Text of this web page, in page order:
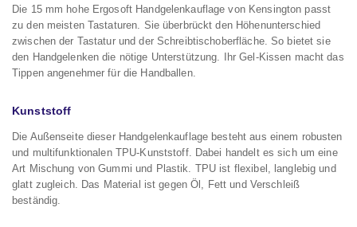
Die 15 mm hohe Ergosoft Handgelenkauflage von Kensington passt
zu den meisten Tastaturen. Sie überbrückt den Höhenunterschied
zwischen der Tastatur und der Schreibtischoberfläche. So bietet sie
den Handgelenken die nötige Unterstützung. Ihr Gel-Kissen macht das
Tippen angenehmer für die Handballen.
Kunststoff
Die Außenseite dieser Handgelenkauflage besteht aus einem robusten
und multifunktionalen TPU-Kunststoff. Dabei handelt es sich um eine
Art Mischung von Gummi und Plastik. TPU ist flexibel, langlebig und
glatt zugleich. Das Material ist gegen Öl, Fett und Verschleiß
beständig.